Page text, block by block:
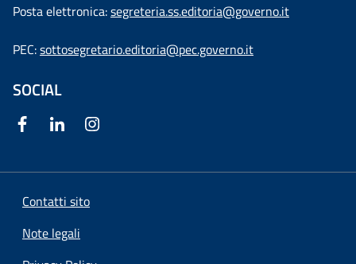
Posta elettronica:segreteria.ss.editoria@governo.it
PEC:sottosegretario.editoria@pec.governo.it
SOCIAL
Contatti sito
Note legali